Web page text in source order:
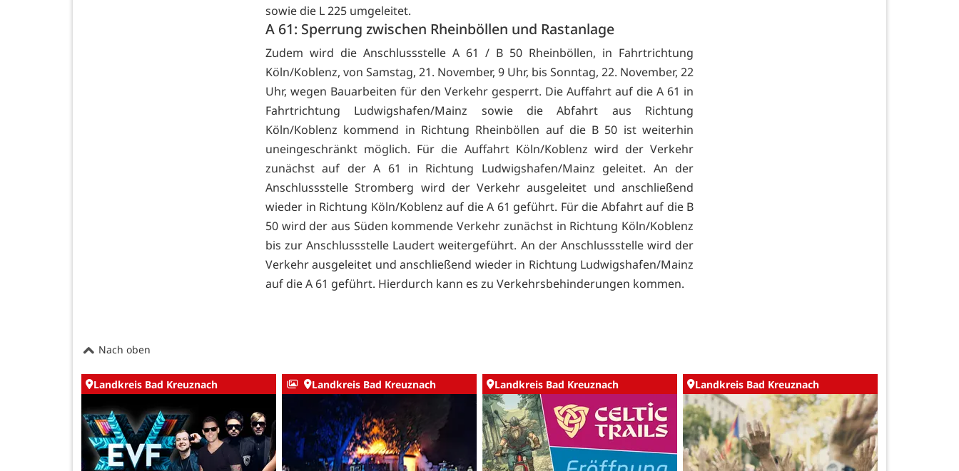
sowie die L 225 umgeleitet.
A 61: Sperrung zwischen Rheinböllen und Rastanlage
Zudem wird die Anschlussstelle A 61 / B 50 Rheinböllen, in Fahrtrichtung
Köln/Koblenz, von Samstag, 21. November, 9 Uhr, bis Sonntag, 22. November, 22
Uhr, wegen Bauarbeiten für den Verkehr gesperrt. Die Auffahrt auf die A 61 in
Fahrtrichtung Ludwigshafen/Mainz sowie die Abfahrt aus Richtung
Köln/Koblenz kommend in Richtung Rheinböllen auf die B 50 ist weiterhin
uneingeschränkt möglich. Für die Auffahrt Köln/Koblenz wird der Verkehr
zunächst auf der A 61 in Richtung Ludwigshafen/Mainz geleitet. An der
Anschlussstelle Stromberg wird der Verkehr ausgeleitet und anschließend
wieder in Richtung Köln/Koblenz auf die A 61 geführt. Für die Abfahrt auf die B
50 wird der aus Süden kommende Verkehr zunächst in Richtung Köln/Koblenz
bis zur Anschlussstelle Laudert weitergeführt. An der Anschlussstelle wird der
Verkehr ausgeleitet und anschließend wieder in Richtung Ludwigshafen/Mainz
auf die A 61 geführt. Hierdurch kann es zu Verkehrsbehinderungen kommen.
Nach oben
Landkreis Bad Kreuznach Landkreis Bad Kreuznach Landkreis Bad Kreuznach Landkreis Bad Kreuznach